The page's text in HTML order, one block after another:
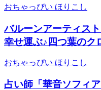
おちゃっぴい ほりこし
バルーンアーティス
幸せ運ぶ♪四つ葉のク
おちゃっぴい ほりこし
占い師「華音ソフィ